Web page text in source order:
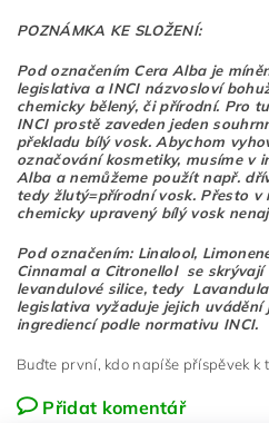
POZNÁMKA KE SLOŽENÍ:
Pod označením Cera Alba je
legislativa a INCI názvosloví
chemicky bělený, či přírodní. Pro
INCI prostě zaveden jeden
překladu bílý vosk. Abychom
označování kosmetiky, musíme v
Alba a nemůžeme použít např.
tedy žlutý=přírodní vosk. Přesto v
chemicky upravený bílý vosk
Pod označením: Linalool,
Cinnamal a Citronellol se
levandulové silice, tedy
legislativa vyžaduje jejich uvádění
ingrediencí podle normativu INCI.
Buďte první, kdo napíše příspěvek k
Přidat komentář